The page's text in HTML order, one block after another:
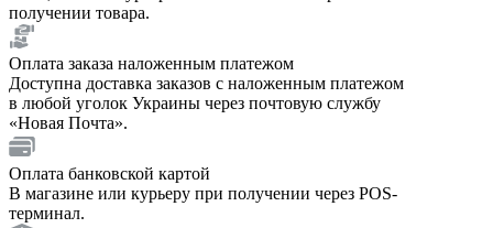
получении товара.
Оплата заказа наложенным платежом
Доступна доставка заказов с наложенным платежом
в любой уголок Украины через почтовую службу
«Новая Почта».
Оплата банковской картой
В магазине или курьеру при получении через POS-
терминал.